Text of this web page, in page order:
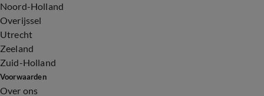
Noord-Holland
Overijssel
Utrecht
Zeeland
Zuid-Holland
Voorwaarden
Over ons